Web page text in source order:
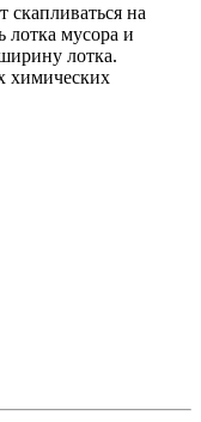
на
лотка мусора и
лотка.
химических